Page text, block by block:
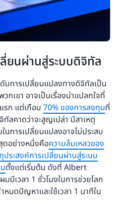
ยนผ่านสู่ระบบดิจิทัล
การเปลี่ยนแปลงทางดิจิทัลเป็น
เขา อาจเป็นเรื่องน่าแปลกใจที่
รก แต่เกือบ 70% ของการลงทุนที่
ทัลคาดว่าจะสูญเปล่า มีสาเหตุ
นการเปลี่ยนแปลงอาจไม่ประสบ
ดอย่างหนึ่งคือความล้มเหลวของ
ระสงค์การเปลี่ยนผ่านสู่ระบบ
ตั้งแต่เริ่มต้น ดังที่ Albert
มีเวลา 1 ชั่วโมงในการช่วยโลก
หนดปัญหาและใช้เวลา 1 นาทีใน